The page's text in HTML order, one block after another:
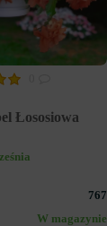
Łososiowa
767
W magazynie